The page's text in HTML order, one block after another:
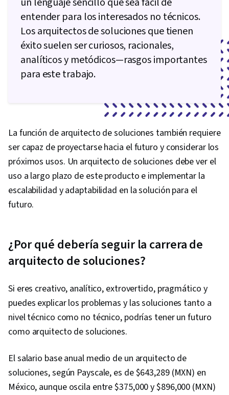
entender para los interesados no técnicos.
Los arquitectos de soluciones que tienen
éxito suelen ser curiosos, racionales,
analíticos y metódicos—rasgos importantes
para este trabajo.
La función de arquitecto de soluciones también requiere
ser capaz de proyectarse hacia el futuro y considerar los
próximos usos. Un arquitecto de soluciones debe ver el
uso a largo plazo de este producto e implementar la
escalabilidad y adaptabilidad en la solución para el
futuro.
¿Por qué debería seguir la carrera de
arquitecto de soluciones?
Si eres creativo, analítico, extrovertido, pragmático y
puedes explicar los problemas y las soluciones tanto a
nivel técnico como no técnico, podrías tener un futuro
como arquitecto de soluciones.
El salario base anual medio de un arquitecto de
soluciones, según Payscale, es de $643,289 (MXN) en
México, aunque oscila entre $375,000 y $896,000 (MXN)